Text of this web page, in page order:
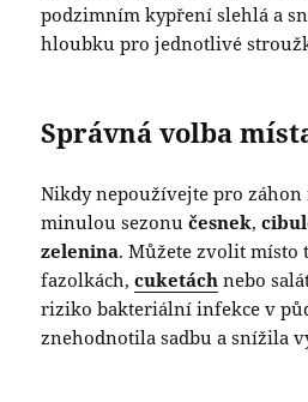
podzimním kypření slehlá a
hloubku pro jednotlivé
Správná volba
Nikdy nepoužívejte pro záhon
minulou sezonučesnek,
zelenina. Můžete zvolit místo
fazolkách,cuketách nebo
riziko bakteriální infekce v
znehodnotila sadbu a snížila